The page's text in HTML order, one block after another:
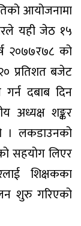
आयोजनामा
यही जेठ १५
२०७७र७८ को
प्रतिशत बजेट
दबाब दिन
अध्यक्ष शङ्कर
। लकडाउनको
सहयोग लिएर
शिक्षकका
शुरु गरिएको